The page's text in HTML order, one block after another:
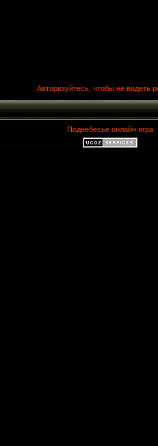
Авторизуйтесь, чтобы не видеть
Поднебесье онлайн игра